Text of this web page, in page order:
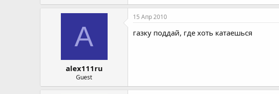
A
alex111ru
Guest
15 Апр 2010
газку поддай, где хоть катаешься